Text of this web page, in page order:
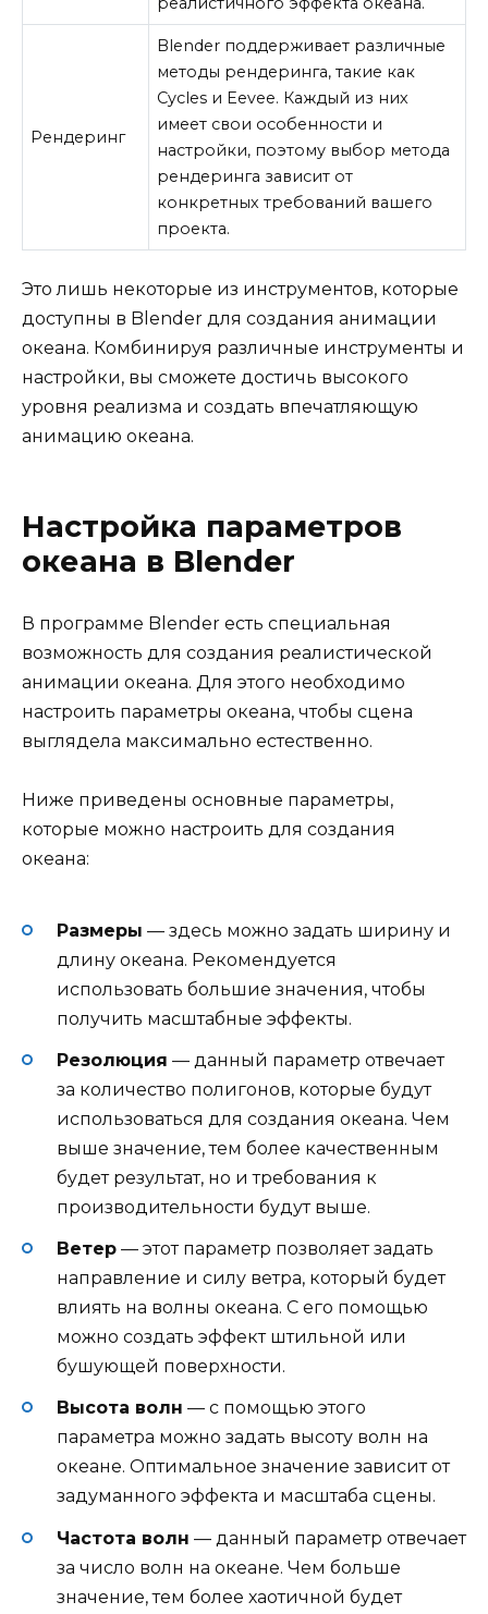
Рендеринг
Blender поддерживает различные
методы рендеринга, такие как
Cycles и Eevee. Каждый из них
имеет свои особенности и
настройки, поэтому выбор метода
рендеринга зависит от
конкретных требований вашего
проекта.
Это лишь некоторые из инструментов, которые
доступны в Blender для создания анимации
океана. Комбинируя различные инструменты и
настройки, вы сможете достичь высокого
уровня реализма и создать впечатляющую
анимацию океана.
Настройка параметров
океана в Blender
В программе Blender есть специальная
возможность для создания реалистической
анимации океана. Для этого необходимо
настроить параметры океана, чтобы сцена
выглядела максимально естественно.
Ниже приведены основные параметры,
которые можно настроить для создания
океана:
Размеры — здесь можно задать ширину и
длину океана. Рекомендуется
использовать большие значения, чтобы
получить масштабные эффекты.
Резолюция — данный параметр отвечает
за количество полигонов, которые будут
использоваться для создания океана. Чем
выше значение, тем более качественным
будет результат, но и требования к
производительности будут выше.
Ветер — этот параметр позволяет задать
направление и силу ветра, который будет
влиять на волны океана. С его помощью
можно создать эффект штильной или
бушующей поверхности.
Высота волн — с помощью этого
параметра можно задать высоту волн на
океане. Оптимальное значение зависит от
задуманного эффекта и масштаба сцены.
Частота волн — данный параметр отвечает
за число волн на океане. Чем больше
значение, тем более хаотичной будет